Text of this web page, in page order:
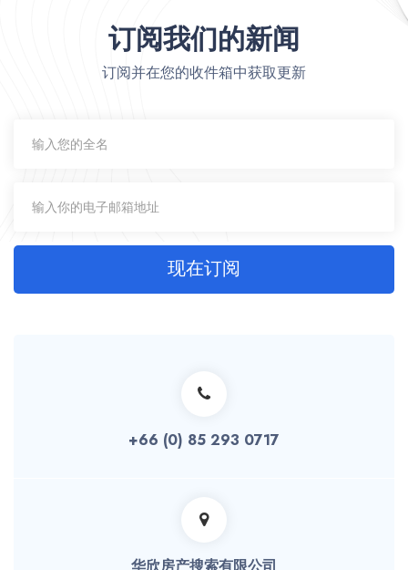
订阅我们的新闻
订阅并在您的收件箱中获取更新
现在订阅
+66 (0) 85 293 0717
华欣房产搜索有限公司